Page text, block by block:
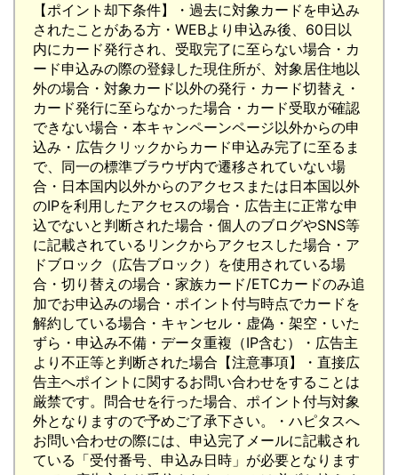
【ポイント却下条件】・過去に対象カードを申込み
されたことがある方・WEBより申込み後、60日以
内にカード発行され、受取完了に至らない場合・カ
ード申込みの際の登録した現住所が、対象居住地以
外の場合・対象カード以外の発行・カード切替え・
カード発行に至らなかった場合・カード受取が確認
できない場合・本キャンペーンページ以外からの申
込み・広告クリックからカード申込み完了に至るま
で、同一の標準ブラウザ内で遷移されていない場
合・日本国内以外からのアクセスまたは日本国以外
のIPを利用したアクセスの場合・広告主に正常な申
込でないと判断された場合・個人のブログやSNS等
に記載されているリンクからアクセスした場合・ア
ドブロック（広告ブロック）を使用されている場
合・切り替えの場合・家族カード/ETCカードのみ追
加でお申込みの場合・ポイント付与時点でカードを
解約している場合・キャンセル・虚偽・架空・いた
ずら・申込み不備・データ重複（IP含む）・広告主
より不正等と判断された場合【注意事項】・直接広
告主へポイントに関するお問い合わせをすることは
厳禁です。問合せを行った場合、ポイント付与対象
外となりますので予めご了承下さい。・ハピタスへ
お問い合わせの際には、申込完了メールに記載され
ている「受付番号、申込み日時」が必要となります